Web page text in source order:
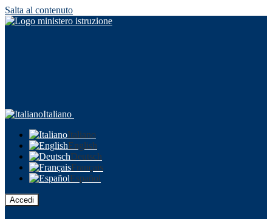
Salta al contenuto
Italiano
Italiano
English
Deutsch
Français
Español
Accedi